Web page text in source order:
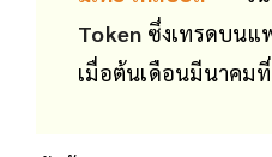
Token ซึ่งเทรดบนแ
เมื่อต้นเดือนมีนาคม